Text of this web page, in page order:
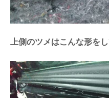
上側のツメはこんな形をし